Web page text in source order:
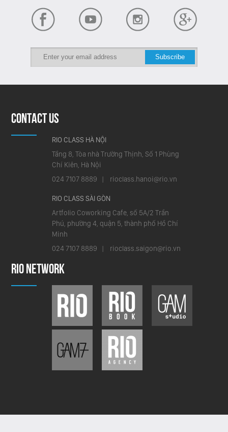
CONTACT US
RIO CLASS HÀ NỘI
Tầng 8, Tòa nhà Trường Thịnh, Số 1 Phùng
Chí Kiên, Hà Nội
024 7107 8889 | rioclass.hanoi@rio.vn
RIO CLASS SÀI GÒN
Artfolio Coworking Cafe, số 5A/2 Trần
Phú, phường 4, quận 5, thành phố Hồ Chí
Minh
024 7107 8889 | rioclass.saigon@rio.vn
RIO NETWORK